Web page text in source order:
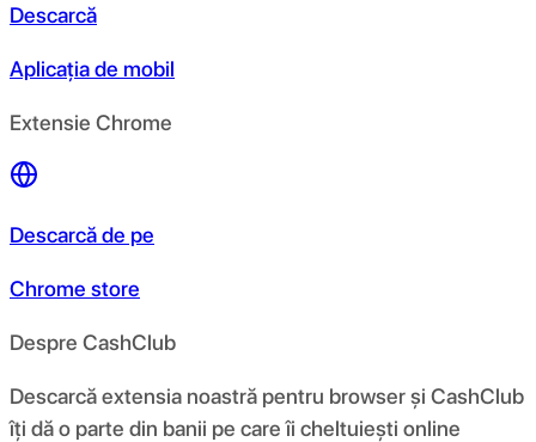
Descarcă
Aplicația de mobil
Extensie Chrome
Descarcă de pe
Chrome store
Despre CashClub
Descarcă extensia noastră pentru browser și CashClub
îți dă o parte din banii pe care îi cheltuiești online